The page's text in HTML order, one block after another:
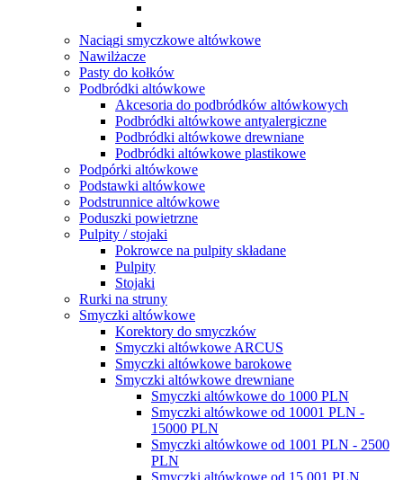
Naciągi smyczkowe altówkowe
Nawilżacze
Pasty do kołków
Podbródki altówkowe
Akcesoria do podbródków altówkowych
Podbródki altówkowe antyalergiczne
Podbródki altówkowe drewniane
Podbródki altówkowe plastikowe
Podpórki altówkowe
Podstawki altówkowe
Podstrunnice altówkowe
Poduszki powietrzne
Pulpity / stojaki
Pokrowce na pulpity składane
Pulpity
Stojaki
Rurki na struny
Smyczki altówkowe
Korektory do smyczków
Smyczki altówkowe ARCUS
Smyczki altówkowe barokowe
Smyczki altówkowe drewniane
Smyczki altówkowe do 1000 PLN
Smyczki altówkowe od 10001 PLN -
15000 PLN
Smyczki altówkowe od 1001 PLN - 2500
PLN
Smyczki altówkowe od 15 001 PLN